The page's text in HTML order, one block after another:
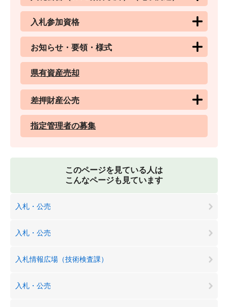
入札参加資格
お知らせ・要領・様式
県有資産売却
差押財産公売
指定管理者の募集
このページを見ている人は
こんなページも見ています
入札・公売
入札・公売
入札情報広場（技術検査課）
入札・公売